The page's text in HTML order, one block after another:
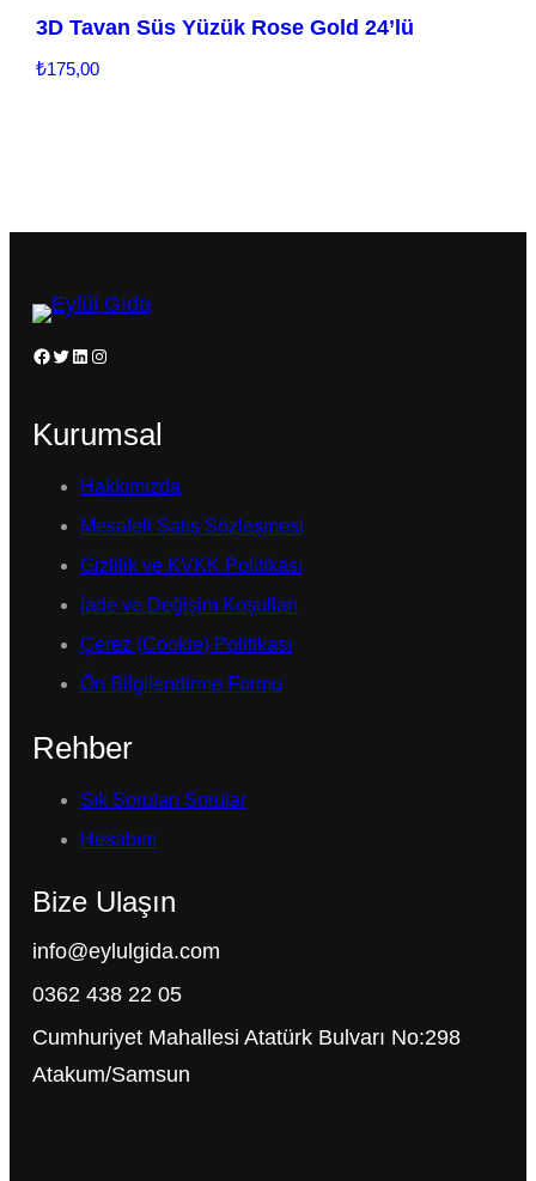
3D Tavan Süs Yüzük Rose Gold 24’lü
₺175,00
Facebook Twitter LinkedIn Instagram
Kurumsal
Hakkımızda
Mesafeli Satış Sözleşmesi
Gizlilik ve KVKK Politikası
İade ve Değişim Koşulları
Çerez (Cookie) Politikası
Ön Bilgilendirme Formu
Rehber
Sık Sorulan Sorular
Hesabım
Bize Ulaşın
info@eylulgida.com
0362 438 22 05
Cumhuriyet Mahallesi Atatürk Bulvarı No:298
Atakum/Samsun